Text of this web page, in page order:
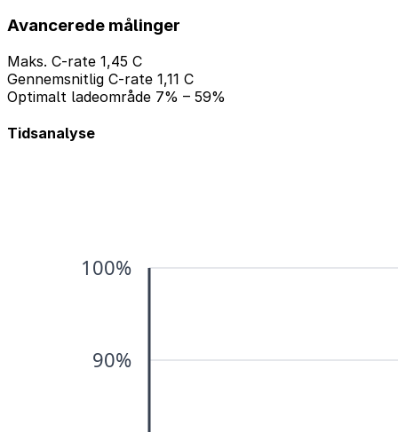
Avancerede målinger
Maks. C-rate 1,45 C
Gennemsnitlig C-rate 1,11 C
Optimalt ladeområde 7% – 59%
Tidsanalyse